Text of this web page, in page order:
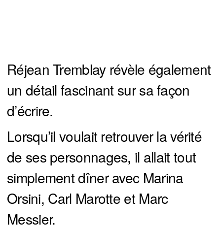
Réjean Tremblay révèle également
un détail fascinant sur sa façon
d’écrire.
Lorsqu’il voulait retrouver la vérité
de ses personnages, il allait tout
simplement dîner avec Marina
Orsini, Carl Marotte et Marc
Messier.